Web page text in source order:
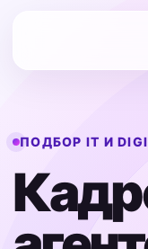
ПОДБОР IT И